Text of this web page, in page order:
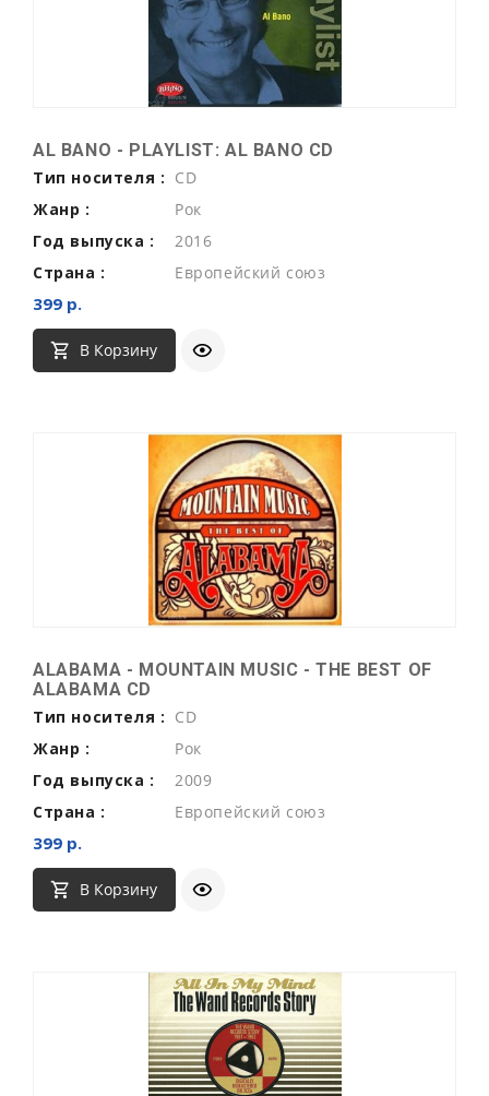
AL BANO - PLAYLIST: AL BANO CD
Тип носителя : CD
Жанр :
Рок
Год выпуска :
2016
Страна :
Европейский союз
399 р.
В Корзину
ALABAMA - MOUNTAIN MUSIC - THE BEST OF
ALABAMA CD
Тип носителя : CD
Жанр :
Рок
Год выпуска :
2009
Страна :
Европейский союз
399 р.
В Корзину